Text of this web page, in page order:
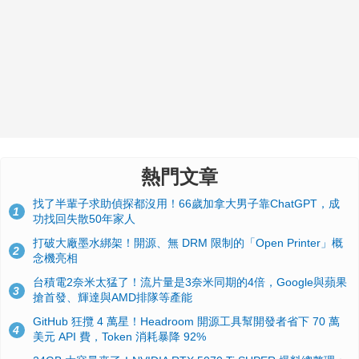
熱門文章
1
找了半輩子求助偵探都沒用！66歲加拿大男子靠ChatGPT，成
功找回失散50年家人
2
打破大廠墨水綁架！開源、無 DRM 限制的「Open Printer」概
念機亮相
3
台積電2奈米太猛了！流片量是3奈米同期的4倍，Google與蘋果
搶首發、輝達與AMD排隊等產能
4
GitHub 狂攬 4 萬星！Headroom 開源工具幫開發者省下 70 萬
美元 API 費，Token 消耗暴降 92%